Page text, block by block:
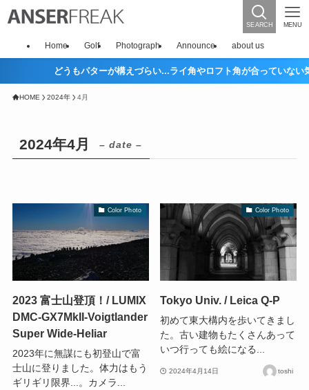
SEARCH MENU
Home Golf Photograph Announce about us
どうもパターが構えづらい...ライ角やロフト角が合っていない気がす
HOME 2024年 4月
2024年4月 – date –
Color Photo
2023 富士山登頂！/ LUMIX
DMC-GX7MkII-Voigtlander
Super Wide-Heliar
2023年に無謀にも初登山で富
士山に登りました。体力はもう
ギリギリ限界...。カメラ...
Color Photo
Tokyo Univ. / Leica Q-P
初めて東大構内を歩いてきまし
た。古い建物もたくさんあって
いつ行っても絵になる...
2024年4月14日 toshi